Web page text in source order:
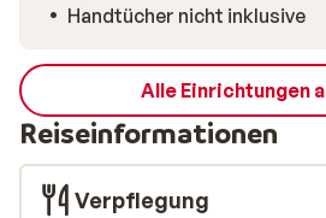
Handtücher nicht inklusive
Alle Einrichtungen
Reiseinformationen
Verpflegung